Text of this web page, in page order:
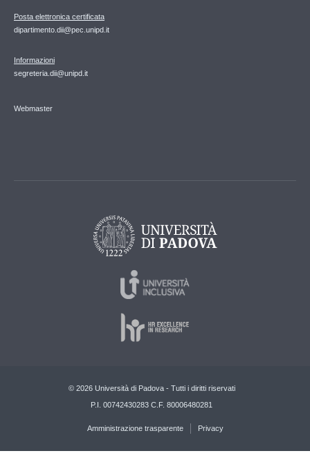
Posta elettronica certificata
dipartimento.dii@pec.unipd.it
Informazioni
segreteria.dii@unipd.it
Webmaster
© 2026 Università di Padova - Tutti i diritti riservati
P.I. 00742430283 C.F. 80006480281
Amministrazione trasparente Privacy